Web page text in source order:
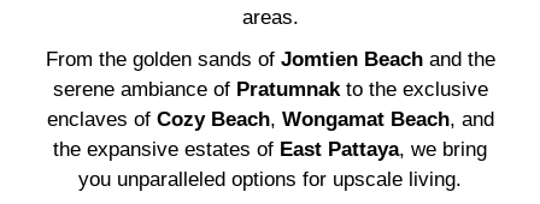
areas.
From the golden sands of Jomtien Beachand the
serene ambiance of Pratumnakto the exclusive
enclaves of Cozy Beach, Wongamat Beach, and
the expansive estates of East Pattaya, we bring
you unparalleled options for upscale living.